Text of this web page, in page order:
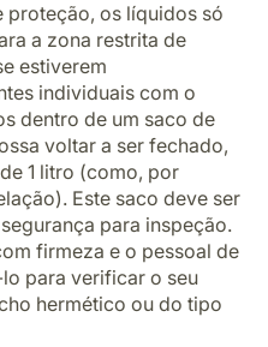
proteção, os líquidos só
a zona restrita de
estiverem
individuais com o
dentro de um saco de
voltar a ser fechado,
1 litro (como, por
Este saco deve ser
para inspeção.
firmeza e o pessoal de
para verificar o seu
hermético ou do tipo